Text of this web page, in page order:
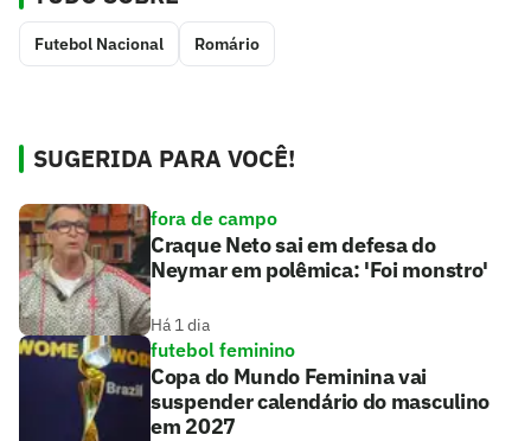
Futebol Nacional Romário
SUGERIDA PARA VOCÊ!
fora de campo
Craque Neto sai em defesa do
Neymar em polêmica: 'Foi monstro'
Há 1 dia
futebol feminino
Copa do Mundo Feminina vai
suspender calendário do masculino
em 2027